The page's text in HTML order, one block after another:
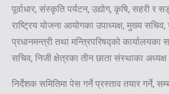
पूर्वाधार, संस्कृति पर्यटन, उद्योग, कृषि, सहरी र
राष्ट्रिय योजना आयोगका उपाध्यक्ष, मुख्य सचिव,
प्रधानमन्त्री तथा मन्त्रिपरिषद्को कार्यालयका
सचिव, निजी क्षेत्रका तीन छाता संस्थाका
निर्देशक समितिमा पेस गर्ने प्रस्ताव तयार गर्ने,